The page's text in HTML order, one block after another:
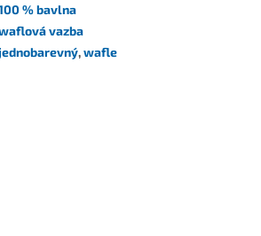
% bavlna
vazba
,wafle